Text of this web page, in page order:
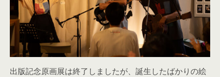
出版記念原画展は終了しましたが、誕生したばかりの絵